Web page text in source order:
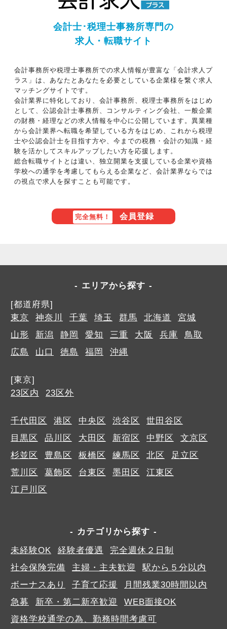
会計士･税理士事務所専門の
求人・転職サイト
会計事務所や税理士事務所での求人情報が豊富な「会計求人プ
ラス」は、あなたとあなたを必要としている企業様を繋ぐ求人
マッチングサイトです。
会計業界に特化しており、会計事務所、税理士事務所をはじめ
として、公認会計士事務所、コンサルティング会社、一般企業
の財務・経理などの求人情報を中心に公開しています。異業種
から会計業界へ転職を希望している方をはじめ、これから税理
士や公認会計士を目指す方や、今までの税務・会計の知識・経
験を活かしてスキルアップしたい方を応援します。
総合転職サイトとは違い、独立開業を支援している企業や資格
学校への通学を考慮してもらえる企業など、会計業界ならでは
の視点で求人を探すことも可能です。
完全無料！ 会員登録
エリアから探す
[都道府県]
東京
神奈川 千葉 埼玉 群馬 北海道
宮城
山形
新潟 静岡 愛知 三重 大阪 兵庫
鳥取
広島
山口 徳島 福岡 沖縄
[東京]
23区内
23区外
千代田区 港区 中央区 渋谷区
世田谷区
目黒区
品川区 大田区 新宿区 中野区
文京区
杉並区
豊島区 板橋区 練馬区 北区
足立区
荒川区
葛飾区 台東区 墨田区
江東区
江戸川区
カテゴリから探す
未経験OK
経験者優遇
完全週休２日制
社会保険完備
主婦・主夫歓迎
駅から５分以内
ボーナスあり
子育て応援
月間残業30時間以内
急募
新卒・第二新卒歓迎
WEB面接OK
資格学校通学の為、勤務時間考慮可